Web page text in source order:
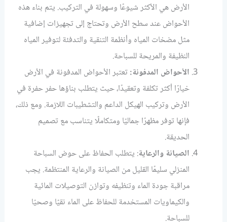
الأرض هي الأكثر شيوعًا وسهولة في التركيب. يتم بناء هذه
الأحواض عند سطح الأرض وتحتاج إلى تجهيزات إضافية
مثل مضخات المياه وأنظمة التنقية والتدفئة لتوفير المياه
النظيفة والمريحة للسباحة.
الأحواض المدفونة:تعتبر الأحواض المدفونة في الأرض
خيارًا أكثر تكلفة وتعقيدًا، حيث يتطلب بناؤها حفر حفرة في
الأرض وتركيب الهيكل الداعم والتشطيبات اللازمة. ومع ذلك،
فإنها توفر مظهرًا جماليًا ومتكاملًا يتناسب مع تصميم
الحديقة.
الصيانة والرعاية: يتطلب الحفاظ على حوض السباحة
المنزلي سليمًا القليل من الصيانة والرعاية المنتظمة. يجب
مراقبة جودة الماء وتنظيفه وتوازن التوصيلات المائية
والكيماويات المستخدمة للحفاظ على الماء نقيًا وصحيًا
للسباحة.